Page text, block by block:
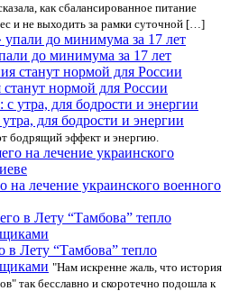
как сбалансированное питание
и не выходить за рамки суточной […]
до минимума за 17 лет
нормой для России
для бодрости и энергии
бодрящий эффект и энергию.
лечение украинского военного
в Лету “Тамбова” тепло
"Нам искренне жаль, что история
так бесславно и скоротечно подошла к